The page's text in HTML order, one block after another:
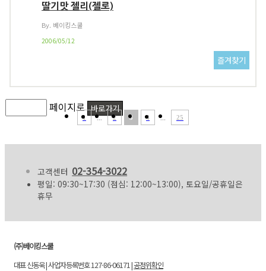
딸기맛 젤리(젤로)
By. 베이킹스쿨
2006/05/12
1 ... 2 3 4 ... 25
페이지로
고객센터 02-354-3022
평일: 09:30~17:30 (점심: 12:00~13:00), 토요일/공휴일은
휴무
(주)베이킹스쿨
대표 신동욱 | 사업자등록번호 127-86-06171 |공정위확인